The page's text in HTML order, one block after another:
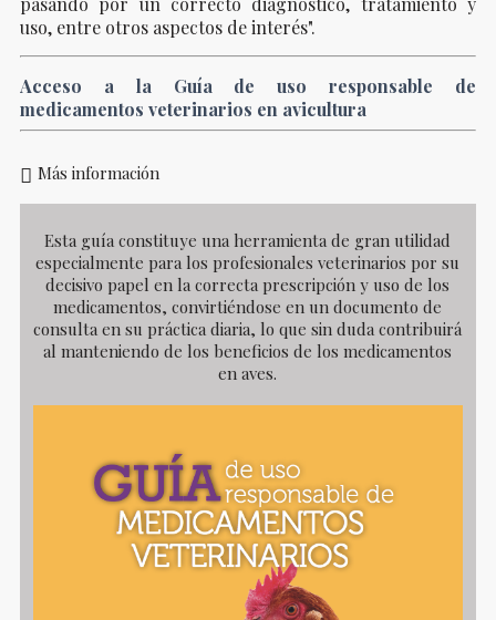
uso, entre otros aspectos de interés".
Acceso a la Guía de uso responsable de
medicamentos veterinarios en avicultura
Más información
Esta guía constituye una herramienta de gran utilidad
especialmente para los profesionales veterinarios por su
decisivo papel en la correcta prescripción y uso de los
medicamentos, convirtiéndose en un documento de
consulta en su práctica diaria, lo que sin duda contribuir
al manteniendo de los beneficios de los medicamentos
en aves.